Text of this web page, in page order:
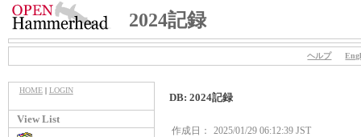
2024記録
ヘルプ
HOME| LOGIN
View List
DB: 2024記録
作成日： 2025/01/29 06:12:39 JST